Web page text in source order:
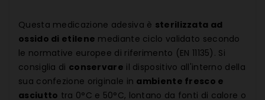
Questa medicazione adesiva è sterilizzata ad
ossido di etilene mediante ciclo validato secondo
le normative europee di riferimento (EN 11135). Si
consiglia di conservare il dispositivo all'interno della
sua confezione originale in ambiente fresco e
asciutto tra 0°C e 50°C, lontano da fonti di calore o